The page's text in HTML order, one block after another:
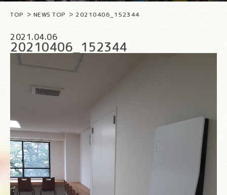
TOP NEWS TOP 20210406_152344
2021.04.06
20210406_152344